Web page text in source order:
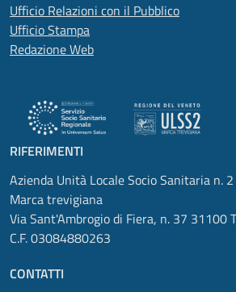
Ufficio Relazioni con il Pubblico
Ufficio Stampa
Redazione Web
RIFERIMENTI
Azienda Unità Locale Socio Sanitaria n. 2
Marca trevigiana
Via Sant'Ambrogio di Fiera, n. 37 31100
C.F. 03084880263
CONTATTI